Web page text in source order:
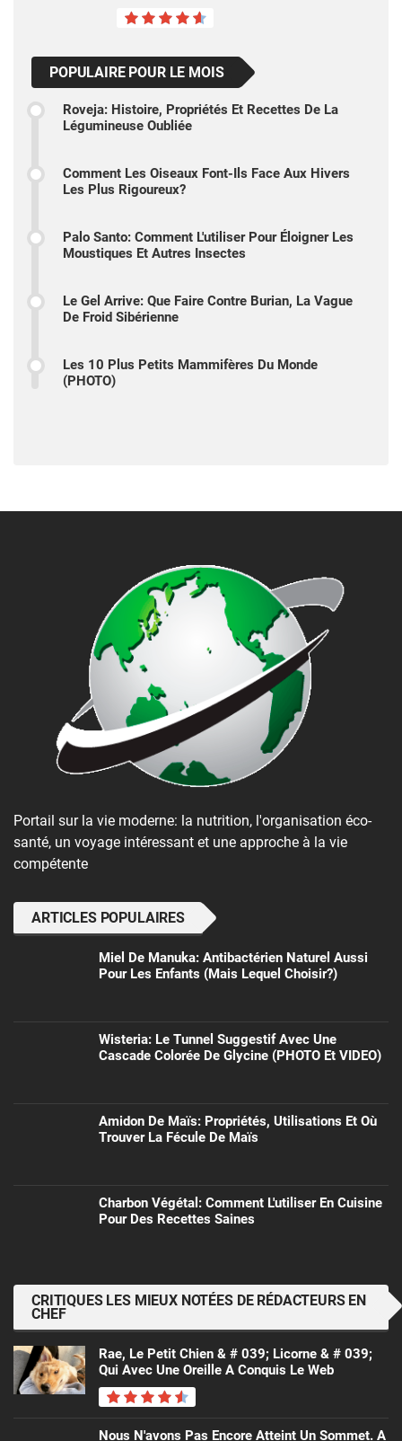
POPULAIRE POUR LE MOIS
Roveja: Histoire, Propriétés Et Recettes De La
Légumineuse Oubliée
Comment Les Oiseaux Font-Ils Face Aux Hivers
Les Plus Rigoureux?
Palo Santo: Comment L'utiliser Pour Éloigner Les
Moustiques Et Autres Insectes
Le Gel Arrive: Que Faire Contre Burian, La Vague
De Froid Sibérienne
Les 10 Plus Petits Mammifères Du Monde
(PHOTO)
Portail sur la vie moderne: la nutrition, l'organisation éco-
santé, un voyage intéressant et une approche à la vie
compétente
ARTICLES POPULAIRES
Miel De Manuka: Antibactérien Naturel Aussi
Pour Les Enfants (mais Lequel Choisir?)
Wisteria: Le Tunnel Suggestif Avec Une
Cascade Colorée De Glycine (PHOTO Et VIDEO)
Amidon De Maïs: Propriétés, Utilisations Et Où
Trouver La Fécule De Maïs
Charbon Végétal: Comment L'utiliser En Cuisine
Pour Des Recettes Saines
CRITIQUES LES MIEUX NOTÉES DE RÉDACTEURS EN
CHEF
Rae, Le Petit Chien & # 039; Licorne & # 039;
Qui Avec Une Oreille A Conquis Le Web
Nous N'avons Pas Encore Atteint Un Sommet. A